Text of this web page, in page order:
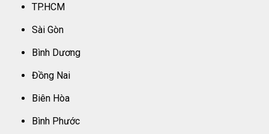
TP.HCM
Sài Gòn
Bình Dương
Đồng Nai
Biên Hòa
Bình Phước